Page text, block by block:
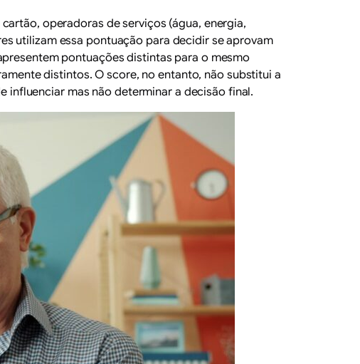
cartão, operadoras de serviços (água, energia,
utilizam essa pontuação para decidir se aprovam
pontuações distintas para o mesmo
distintos. O score, no entanto, não substitui a
mas não determinar a decisão final.